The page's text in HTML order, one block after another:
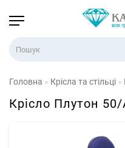
Головна Крісла та стільці
Крiсло Плутон